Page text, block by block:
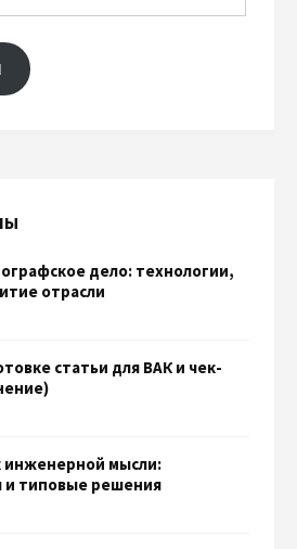
дело: технологии,
отрасли
статьи для ВАК и чек-
инженерной мысли:
и типовые решения